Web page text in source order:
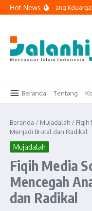
Lewati ke konten
Hot News
Masuk ke Ruang Keluarga
Beranda Tentang
Beranda / Mujadalah / Fiqih
Menjadi Brutal dan Radikal
Mujadalah
Fiqih Media
Mencegah
dan Radikal